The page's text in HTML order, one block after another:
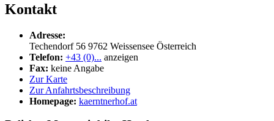
Kontakt
Adresse:
Techendorf 56 9762 Weissensee Österreich
Telefon: +43 (0)... anzeigen
Fax: keine Angabe
Zur Karte
Zur Anfahrtsbeschreibung
Homepage: kaerntnerhof.at